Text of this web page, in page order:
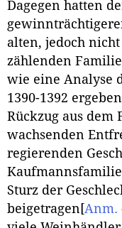
Dagegen hatten
alten, jedoch
zählenden
wie eine Analyse
1390-1392
Rückzug aus dem
wachsenden
regierenden
Sturz der
beigetragen [Anm.